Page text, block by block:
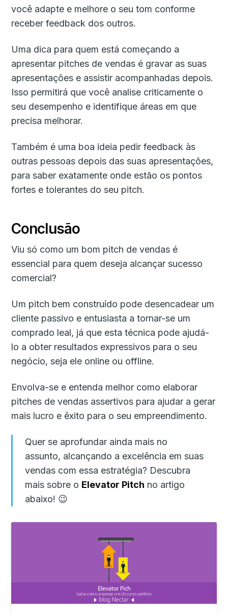
você adapte e melhore o seu tom conforme
receber feedback dos outros.
Uma dica para quem está começando a
apresentar pitches de vendas é gravar as suas
apresentações e assistir acompanhadas depois.
Isso permitirá que você analise criticamente o
seu desempenho e identifique áreas em que
precisa melhorar.
Também é uma boa ideia pedir feedback às
outras pessoas depois das suas apresentações,
para saber exatamente onde estão os pontos
fortes e tolerantes do seu pitch.
Conclusão
Viu só como um bom pitch de vendas é
essencial para quem deseja alcançar sucesso
comercial?
Um pitch bem construído pode desencadear um
cliente passivo e entusiasta a tornar-se um
comprado leal, já que esta técnica pode ajudá-
lo a obter resultados expressivos para o seu
negócio, seja ele online ou offline.
Envolva-se e entenda melhor como elaborar
pitches de vendas assertivos para ajudar a gerar
mais lucro e êxito para o seu empreendimento.
Quer se aprofundar ainda mais no
assunto, alcançando a excelência em suas
vendas com essa estratégia? Descubra
mais sobre o Elevator Pitch no artigo
abaixo! 😉